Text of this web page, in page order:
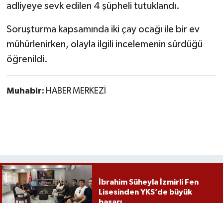
adliyeye sevk edilen 4 şüpheli tutuklandı.
Soruşturma kapsamında iki çay ocağı ile bir ev
mühürlenirken, olayla ilgili incelemenin sürdüğü
öğrenildi.
Muhabir: HABER MERKEZİ
İbrahim Süheyla İzmirli Fen
Lisesinden YKS’de büyük
Sağlık
SİYASET
Spor